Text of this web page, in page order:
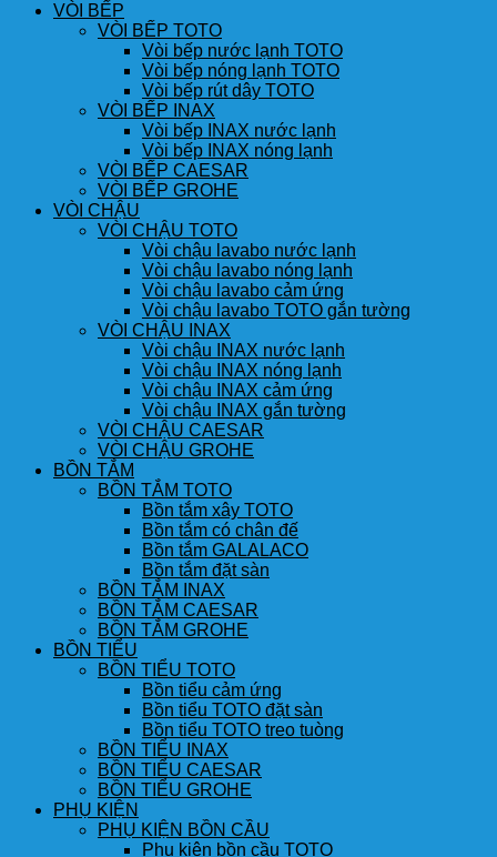
VÒI BẾP
VÒI BẾP TOTO
Vòi bếp nước lạnh TOTO
Vòi bếp nóng lạnh TOTO
Vòi bếp rút dây TOTO
VÒI BẾP INAX
Vòi bếp INAX nước lạnh
Vòi bếp INAX nóng lạnh
VÒI BẾP CAESAR
VÒI BẾP GROHE
VÒI CHẬU
VÒI CHẬU TOTO
Vòi chậu lavabo nước lạnh
Vòi chậu lavabo nóng lạnh
Vòi chậu lavabo cảm ứng
Vòi chậu lavabo TOTO gắn tường
VÒI CHẬU INAX
Vòi chậu INAX nước lạnh
Vòi chậu INAX nóng lạnh
Vòi chậu INAX cảm ứng
Vòi chậu INAX gắn tường
VÒI CHẬU CAESAR
VÒI CHẬU GROHE
BỒN TẮM
BỒN TẮM TOTO
Bồn tắm xây TOTO
Bồn tắm có chân đế
Bồn tắm GALALACO
Bồn tắm đặt sàn
BỒN TẮM INAX
BỒN TẮM CAESAR
BỒN TẮM GROHE
BỒN TIỂU
BỒN TIỂU TOTO
Bồn tiểu cảm ứng
Bồn tiểu TOTO đặt sàn
Bồn tiểu TOTO treo tuòng
BỒN TIỂU INAX
BỒN TIỂU CAESAR
BỒN TIỂU GROHE
PHỤ KIỆN
PHỤ KIỆN BỒN CẦU
Phụ kiện bồn cầu TOTO